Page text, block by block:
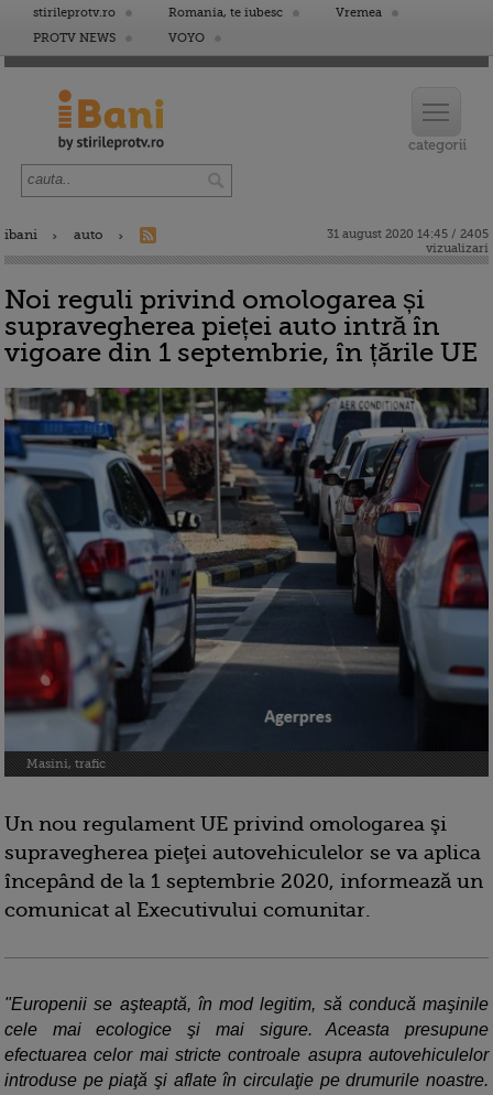
stirileprotv.ro Romania, te iubesc
Vremea
PROTV NEWS
VOYO
ibani auto
31 august 2020 14:45 / 2405
vizualizari
Noi reguli privind omologarea și
supravegherea pieței auto intră în
vigoare din 1 septembrie, în țările UE
Masini, trafic
Un nou regulament UE privind omologarea şi
supravegherea pieţei autovehiculelor se va aplica
începând de la 1 septembrie 2020, informează un
comunicat al Executivului comunitar.
"Europenii se aşteaptă, în mod legitim, să conducă maşinile
cele mai ecologice şi mai sigure. Aceasta presupune
efectuarea celor mai stricte controale asupra autovehiculelor
introduse pe piaţă şi aflate în circulaţie pe drumurile noastre.